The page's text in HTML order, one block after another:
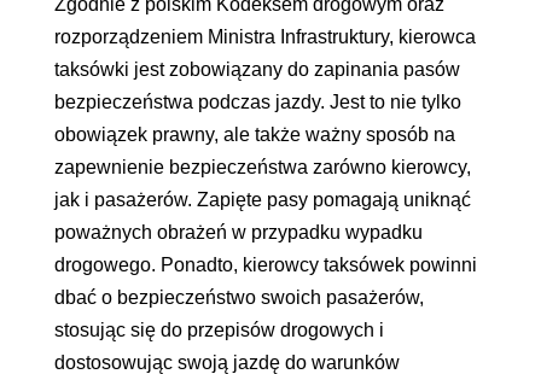
Zgodnie z polskim Kodeksem drogowym oraz
rozporządzeniem Ministra Infrastruktury, kierowca
taksówki jest zobowiązany do zapinania pasów
bezpieczeństwa podczas jazdy. Jest to nie tylko
obowiązek prawny, ale także ważny sposób na
zapewnienie bezpieczeństwa zarówno kierowcy,
jak i pasażerów. Zapięte pasy pomagają uniknąć
poważnych obrażeń w przypadku wypadku
drogowego. Ponadto, kierowcy taksówek powinni
dbać o bezpieczeństwo swoich pasażerów,
stosując się do przepisów drogowych i
dostosowując swoją jazdę do warunków